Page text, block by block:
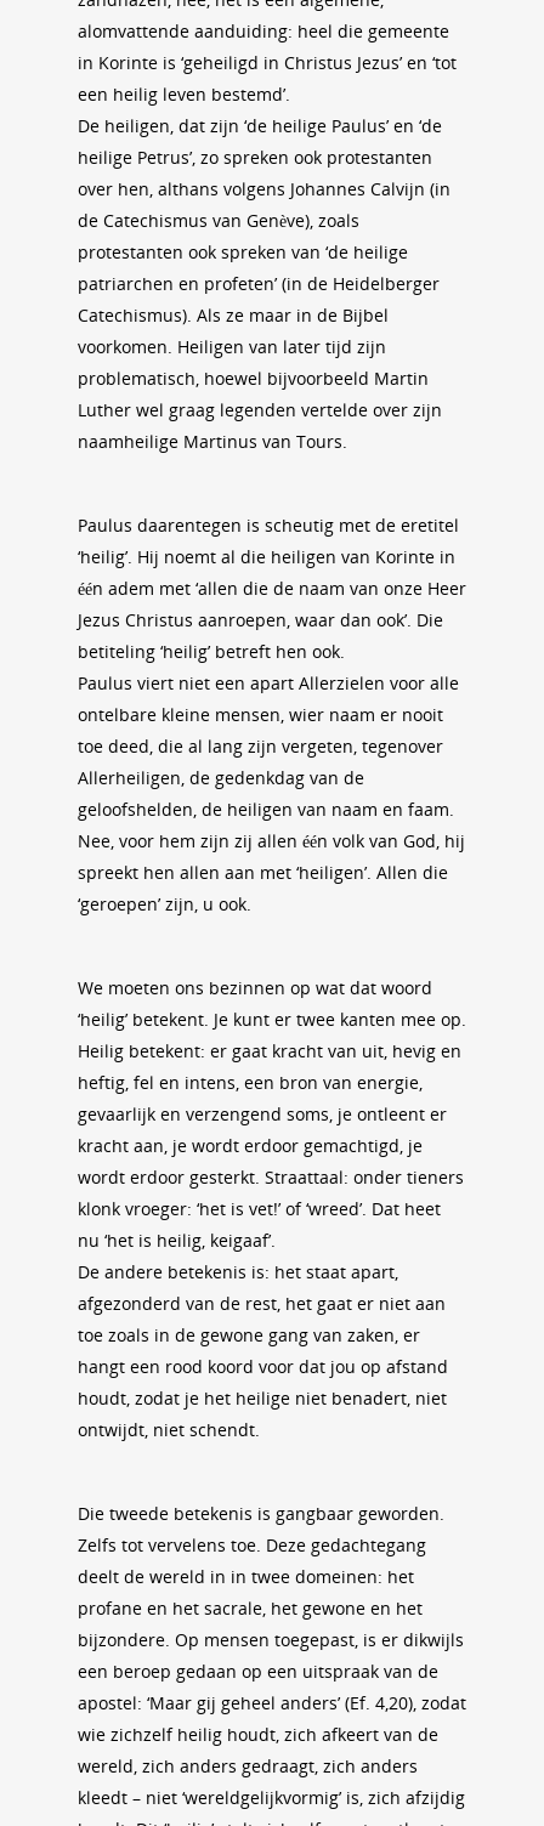
alomvattende aanduiding: heel die gemeente
in Korinte is ‘geheiligd in Christus Jezus’ en ‘tot
een heilig leven bestemd’.
De heiligen, dat zijn ‘de heilige Paulus’ en ‘de
heilige Petrus’, zo spreken ook protestanten
over hen, althans volgens Johannes Calvijn (in
de Catechismus van Genève), zoals
protestanten ook spreken van ‘de heilige
patriarchen en profeten’ (in de Heidelberger
Catechismus). Als ze maar in de Bijbel
voorkomen. Heiligen van later tijd zijn
problematisch, hoewel bijvoorbeeld Martin
Luther wel graag legenden vertelde over zijn
naamheilige Martinus van Tours.
Paulus daarentegen is scheutig met de eretitel
‘heilig’. Hij noemt al die heiligen van Korinte in
één adem met ‘allen die de naam van onze Heer
Jezus Christus aanroepen, waar dan ook’. Die
betiteling ‘heilig’ betreft hen ook.
Paulus viert niet een apart Allerzielen voor alle
ontelbare kleine mensen, wier naam er nooit
toe deed, die al lang zijn vergeten, tegenover
Allerheiligen, de gedenkdag van de
geloofshelden, de heiligen van naam en faam.
Nee, voor hem zijn zij allen één volk van God, hij
spreekt hen allen aan met ‘heiligen’. Allen die
‘geroepen’ zijn, u ook.
We moeten ons bezinnen op wat dat woord
‘heilig’ betekent. Je kunt er twee kanten mee op.
Heilig betekent: er gaat kracht van uit, hevig en
heftig, fel en intens, een bron van energie,
gevaarlijk en verzengend soms, je ontleent er
kracht aan, je wordt erdoor gemachtigd, je
wordt erdoor gesterkt. Straattaal: onder tieners
klonk vroeger: ‘het is vet!’ of ‘wreed’. Dat heet
nu ‘het is heilig, keigaaf’.
De andere betekenis is: het staat apart,
afgezonderd van de rest, het gaat er niet aan
toe zoals in de gewone gang van zaken, er
hangt een rood koord voor dat jou op afstand
houdt, zodat je het heilige niet benadert, niet
ontwijdt, niet schendt.
Die tweede betekenis is gangbaar geworden.
Zelfs tot vervelens toe. Deze gedachtegang
deelt de wereld in in twee domeinen: het
profane en het sacrale, het gewone en het
bijzondere. Op mensen toegepast, is er dikwijls
een beroep gedaan op een uitspraak van de
apostel: ‘Maar gij geheel anders’ (Ef. 4,20), zodat
wie zichzelf heilig houdt, zich afkeert van de
wereld, zich anders gedraagt, zich anders
kleedt – niet ‘wereldgelijkvormig’ is, zich afzijdig